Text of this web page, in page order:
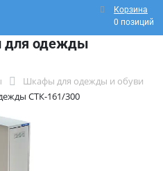
Корзина
0 позиций
для одежды
Шкафы для одежды и обуви
СТК-161/300